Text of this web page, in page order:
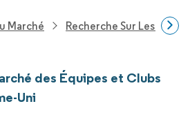
Marché Recherche Sur Les
des Équipes et Clubs
Uni